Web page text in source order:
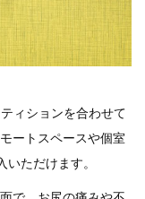
ィションを合わせて
ートスペースや個室
ただけます。